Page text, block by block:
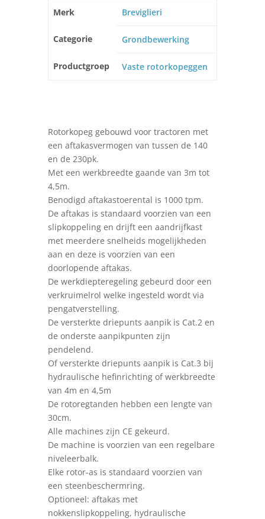
Merk Breviglieri
Categorie Grondbewerking
Productgroep Vaste rotorkopeggen
Rotorkopeg gebouwd voor tractoren met
een aftakasvermogen van tussen de 140
en de 230pk.
Met een werkbreedte gaande van 3m tot
4,5m.
Benodigd aftakastoerental is 1000 tpm.
De aftakas is standaard voorzien van een
slipkoppeling en drijft een aandrijfkast
met meerdere snelheids mogelijkheden
aan en deze is voorzien van een
doorlopende aftakas.
De werkdiepteregeling gebeurd door een
verkruimelrol welke ingesteld wordt via
pengatverstelling.
De versterkte driepunts aanpik is Cat.2 en
de onderste aanpikpunten zijn
pendelend.
Of versterkte driepunts aanpik is Cat.3 bij
hydraulische hefinrichting of werkbreedte
van 4m en 4,5m
De rotoregtanden hebben een lengte van
30cm.
Alle machines zijn CE gekeurd.
De machine is voorzien van een regelbare
niveleerbalk.
Elke rotor-as is standaard voorzien van
een steenbeschermring.
Optioneel: aftakas met
nokkenslipkoppeling, hydraulische